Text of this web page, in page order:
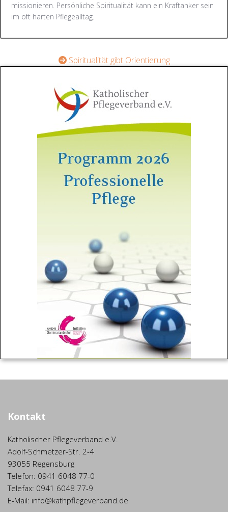
missionieren. Persönliche Spiritualität kann ein Kraftanker sein
im oft harten Pflegealltag.
Spiritualität gibt Orientierung
Kontakt
Katholischer Pflegeverband e.V.
Adolf-Schmetzer-Str. 2-4
93055 Regensburg
Telefon: 0941 6048 77-0
Telefax: 0941 6048 77-9
E-Mail: info@kathpflegeverband.de